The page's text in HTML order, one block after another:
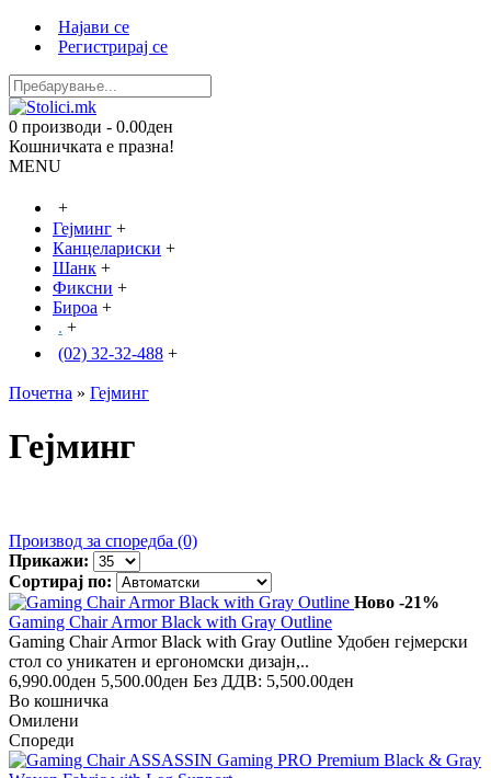
Најави се
Регистрирај се
0 производи - 0.00ден
Кошничката е празна!
MENU
+
Гејминг +
Канцелариски +
Шанк +
Фиксни +
Бироа +
. +
(02) 32-32-488 +
Почетна » Гејминг
Гејминг
Производ за споредба (0)
Прикажи:
Сортирај по:
Ново -21%
Gaming Chair Armor Black with Gray Outline
Gaming Chair Armor Black with Gray Outline Удобен гејмерски
стол со уникатен и ергономски дизајн,..
6,990.00ден 5,500.00ден Без ДДВ: 5,500.00ден
Во кошничка
Омилени
Спореди